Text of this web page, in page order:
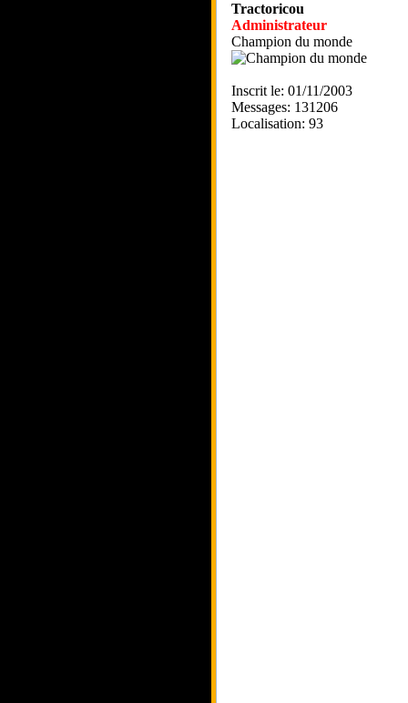
Tractoricou
Administrateur
Champion du monde
Inscrit le: 01/11/2003
Messages: 131206
Localisation: 93